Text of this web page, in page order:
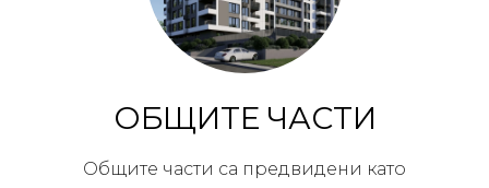
ОБЩИТЕ ЧАСТИ
Общите части са предвидени като